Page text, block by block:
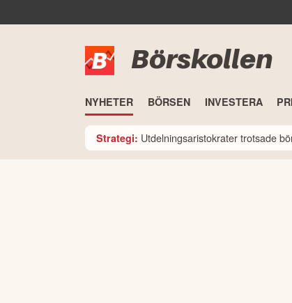
Börskollen
NYHETER BÖRSEN INVESTERA
Strategi: Utdelningsaristokrater trotsade